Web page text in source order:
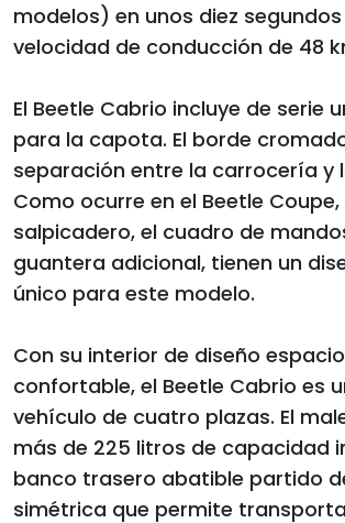
modelos) en unos diez
velocidad de conducción de 48
El Beetle Cabrio incluye de serie
para la capota. El borde
separación entre la carrocería y
Como ocurre en el Beetle Coupe,
salpicadero, el cuadro de
guantera adicional, tienen un
único para este modelo.
Con su interior de diseño
confortable, el Beetle Cabrio es
vehículo de cuatro plazas. El
más de 225 litros de capacidad
banco trasero abatible partido
simétrica que permite